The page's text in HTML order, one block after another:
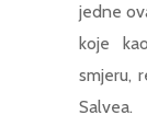
jedne
koje
smjeru,
Salvea.